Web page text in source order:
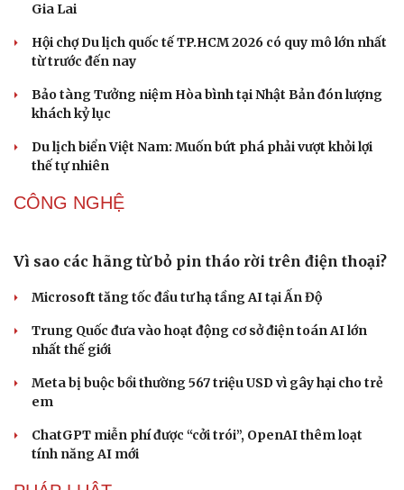
Sân khấu - Điện ảnh
Văn học
Di sản
Nghệ sĩ
Thời trang
nhạc lệch chuẩn
Khi bảo tàng đưa hiện vật bước ra khỏi tủ kính trò
chuyện cùng công chúng
Ấn tượng khai mạc Festival võ thuật quốc tế Hà Nội năm
2026
Khai mạc Liên hoan Lân Sư Rồng quốc tế và Lễ hội
đường phố Quy Nhơn - Gia Lai
Khai mạc Lễ hội Việt Nam - Hàn Quốc TP Đà Nẵng năm
DU LỊCH
khách quốc tế
Công nghiệp giải trí "chắp cánh" cho điểm đến du lịch
Gia Lai
Hội chợ Du lịch quốc tế TP.HCM 2026 có quy mô lớn nhất
từ trước đến nay
Bảo tàng Tưởng niệm Hòa bình tại Nhật Bản đón lượng